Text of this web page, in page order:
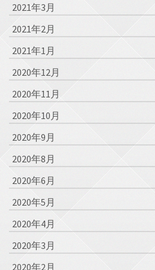
2021年3月
2021年2月
2021年1月
2020年12月
2020年11月
2020年10月
2020年9月
2020年8月
2020年6月
2020年5月
2020年4月
2020年3月
2020年2月